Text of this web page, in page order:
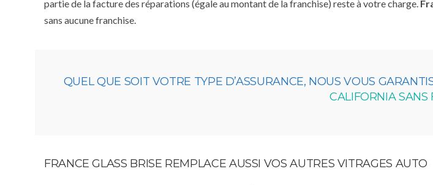
partie de la facture des réparations (égale au montant de la franchise) reste à votre charge.
sans aucune franchise.
QUEL QUE SOIT VOTRE TYPE D’ASSURANCE, NOUS VOUS
CALIFORNIA SANS
FRANCE GLASS BRISE REMPLACE AUSSI VOS AUTRES VITRAGES AUTO